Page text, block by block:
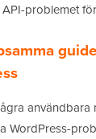
problemet
användbara
WordPress-